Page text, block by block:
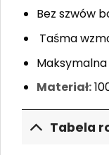
Bez szwów
Taśma
Materiał:
Tabela